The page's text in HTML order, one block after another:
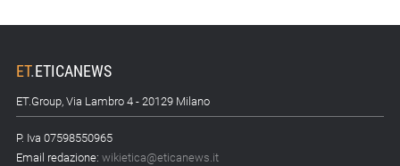
ET.ETICANEWS
ET.Group, Via Lambro 4 - 20129 Milano
P. Iva 07598550965
Email redazione: wikietica@eticanews.it